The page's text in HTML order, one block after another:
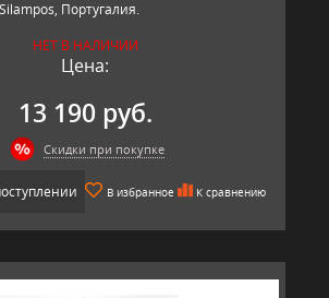
Португалия.
НЕТ В НАЛИЧИИ
Цена:
13 190 руб.
Скидки при покупке
В избранное К сравнению